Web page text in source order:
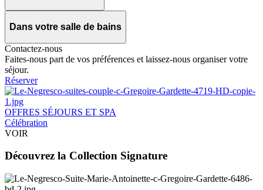
Dans votre salle de bains
Contactez-nous
Faites-nous part de vos préférences et laissez-nous organiser votre
séjour.
Réserver
OFFRES SÉJOURS ET SPA
Célébration
VOIR
Découvrez la Collection Signature